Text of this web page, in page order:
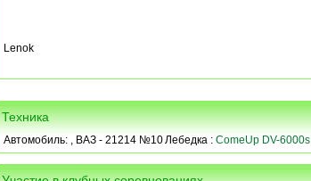
Lenok
Техника
Автомобиль: , ВАЗ - 21214 №10Лебедка : ComeUp DV-6000s